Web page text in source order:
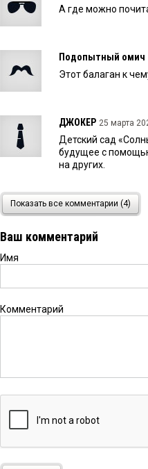
А где можно
Подопытный омич
Этот балаган к
ДЖОКЕР 25 марта
Детский сад
будущее с
на других.
дервиш 25 марта
Кто вы люди, чьи
Показать все комментарии (4)
Ваш комментарий
Имя
Комментарий